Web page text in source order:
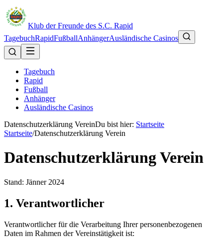
Klub der Freunde des S.C. Rapid
TagebuchRapidFußballAnhängerAusländische Casinos
Tagebuch
Rapid
Fußball
Anhänger
Ausländische Casinos
Datenschutzerklärung VereinDu bist hier: Startseite
Startseite/Datenschutzerklärung Verein
Datenschutzerklärung Verein
Stand: Jänner 2024
1. Verantwortlicher
Verantwortlicher für die Verarbeitung Ihrer personenbezogenen
Daten im Rahmen der Vereinstätigkeit ist: